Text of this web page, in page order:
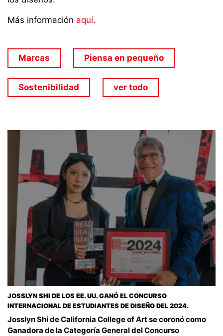
Más información aquí.
Marcas Piensa en pequeño
Sostenibilidad ver todo
JOSSLYN SHI DE LOS EE. UU. GANÓ EL CONCURSO
INTERNACIONAL DE ESTUDIANTES DE DISEÑO DEL 2024.
Josslyn Shi de California College of Art se coronó como
Ganadora de la Categoría General del Concurso